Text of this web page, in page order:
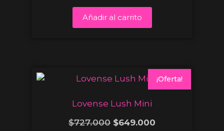
Añadir al carrito
¡Oferta!
Lovense Lush Mini
$727.000 $649.000